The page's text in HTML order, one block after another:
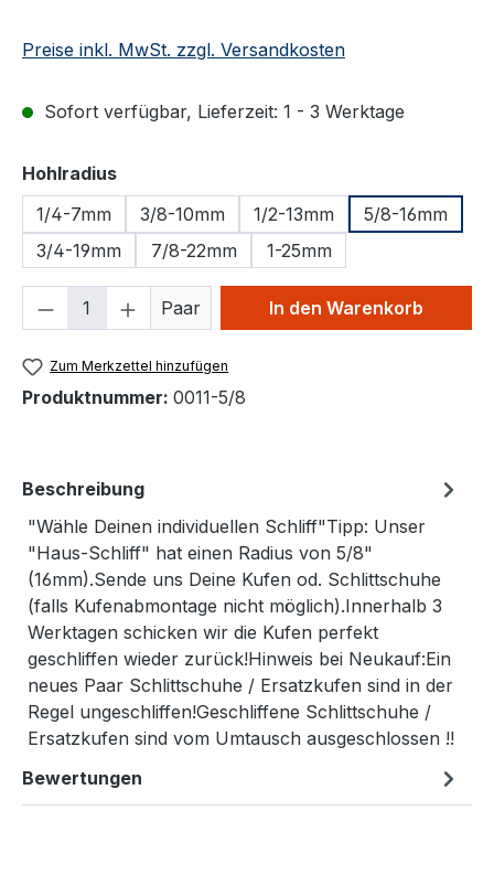
Preise inkl. MwSt. zzgl. Versandkosten
Sofort verfügbar, Lieferzeit: 1 - 3 Werktage
Hohlradiusauswählen
1/4-7mm
3/8-10mm 1/2-13mm
5/8-16mm
3/4-19mm
7/8-22mm 1-25mm
Produkt Anzahl: Gib den
Paar In den Warenkorb
Zum Merkzettel hinzufügen
Produktnummer: 0011-5/8
Beschreibung
"Wähle Deinen individuellen Schliff"Tipp: Unser
"Haus-Schliff" hat einen Radius von 5/8"
(16mm).Sende uns Deine Kufen od. Schlittschuhe
(falls Kufenabmontage nicht möglich).Innerhalb 3
Werktagen schicken wir die Kufen perfekt
geschliffen wieder zurück!Hinweis bei Neukauf:Ein
neues Paar Schlittschuhe / Ersatzkufen sind in der
Regel ungeschliffen!Geschliffene Schlittschuhe /
Ersatzkufen sind vom Umtausch ausgeschlossen !!
Bewertungen